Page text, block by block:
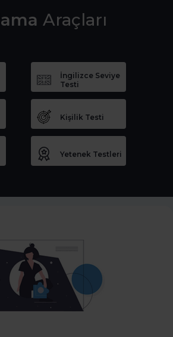
Araçları
İngilizce Seviye
Testi
Kişilik Testi
Yetenek Testleri